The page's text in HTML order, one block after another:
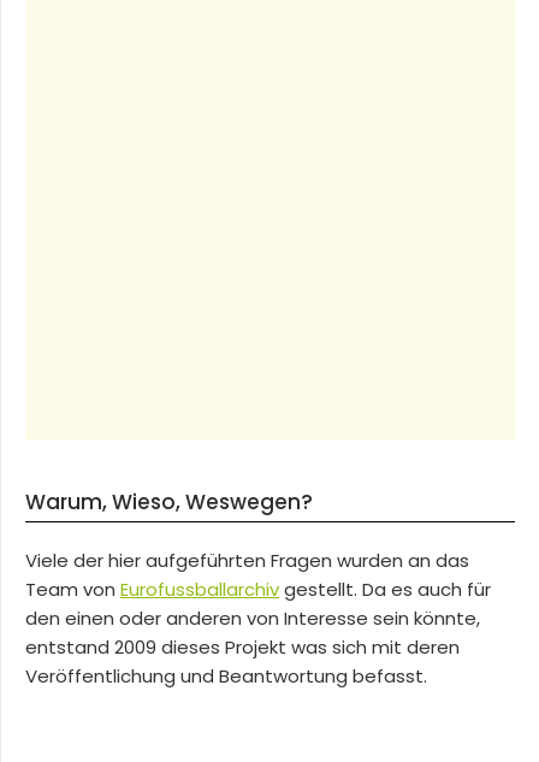
Warum, Wieso, Weswegen?
Viele der hier aufgeführten Fragen wurden an das
Team von Eurofussballarchivgestellt. Da es auch für
den einen oder anderen von Interesse sein könnte,
entstand 2009 dieses Projekt was sich mit deren
Veröffentlichung und Beantwortung befasst.